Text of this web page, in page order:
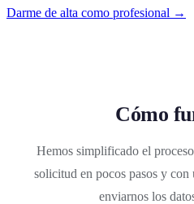
Darme de alta como profesional →
Cómo
Hemos simplificado el
solicitud en pocos pasos y
enviarnos los